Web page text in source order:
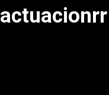
actuacionrr